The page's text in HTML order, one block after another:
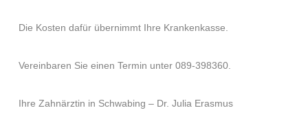
Die Kosten dafür übernimmt Ihre Krankenkasse.
Vereinbaren Sie einen Termin unter 089-398360.
Ihre Zahnärztin in Schwabing – Dr. Julia Erasmus